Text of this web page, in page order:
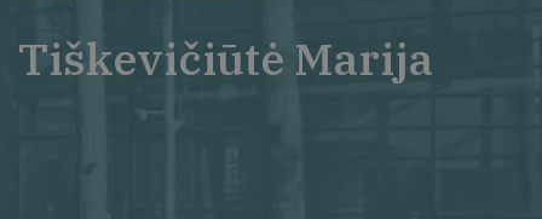
Tiškevičiūtė Marija